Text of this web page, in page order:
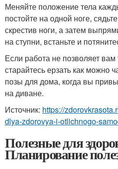
Меняйте положение тела
постойте на одной ноге,
скрестив ноги, а затем
на ступни, встаньте и
Если работа не позволяет вам
старайтесь ерзать как можно
позы для дома, когда вы
на диване.
Источник: https://
dlya-zdorovya-i-otlichnogo-
Полезные для
Планирование